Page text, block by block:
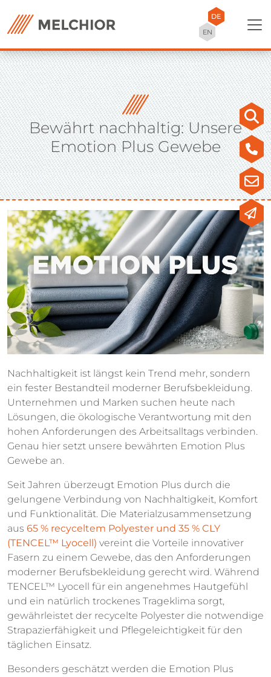
DE
EN
Bewährt nachhaltig: Unsere
Emotion Plus Gewebe
Nachhaltigkeit ist längst kein Trend mehr, sondern
ein fester Bestandteil moderner Berufsbekleidung.
Unternehmen und Marken suchen heute nach
Lösungen, die ökologische Verantwortung mit den
hohen Anforderungen des Arbeitsalltags verbinden.
Genau hier setzt unsere bewährten Emotion Plus
Gewebe an.
Seit Jahren überzeugt Emotion Plus durch die
gelungene Verbindung von Nachhaltigkeit, Komfort
und Funktionalität. Die Materialzusammensetzung
aus 65 % recyceltem Polyester und 35 % CLY
(TENCEL™ Lyocell) vereint die Vorteile innovativer
Fasern zu einem Gewebe, das den Anforderungen
moderner Berufsbekleidung gerecht wird. Während
TENCEL™ Lyocell für ein angenehmes Hautgefühl
und ein natürlich trockenes Trageklima sorgt,
gewährleistet der recycelte Polyester die notwendige
Strapazierfähigkeit und Pflegeleichtigkeit für den
täglichen Einsatz.
Besonders geschätzt werden die Emotion Plus